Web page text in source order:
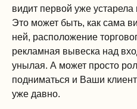
видит первой уже устарела
Это может быть, как сама
ней, расположение
рекламная вывеска над
унылая. А может просто
подниматься и Ваши
уже давно.